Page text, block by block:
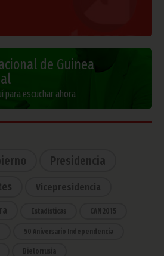
de Guinea
para escuchar ahora
Presidencia
Vicepresidencia
Estadísticas CAN 2015
50 Aniversario Independencia
Bielorrusia